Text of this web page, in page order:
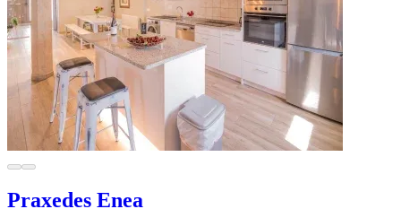
Praxedes Enea